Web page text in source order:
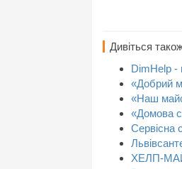
Дивіться
DimHelp -
«Добрий
«Наш
«Домова
Сервісна
ХЕЛП-